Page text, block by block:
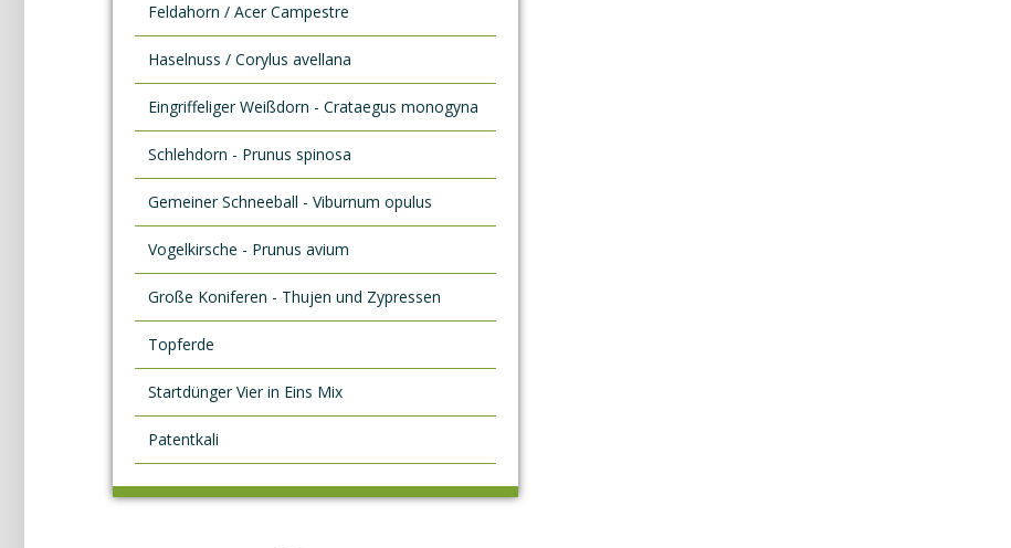
Feldahorn / Acer Campestre
Haselnuss / Corylus avellana
Eingriffeliger Weißdorn - Crataegus monogyna
Schlehdorn - Prunus spinosa
Gemeiner Schneeball - Viburnum opulus
Vogelkirsche - Prunus avium
Große Koniferen - Thujen und Zypressen
Topferde
Startdünger Vier in Eins Mix
Patentkali